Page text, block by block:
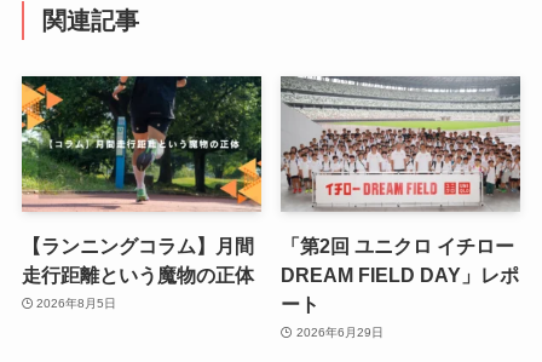
関連記事
【ランニングコラム】月間
走行距離という魔物の正体
2026年8月5日
「第2回 ユニクロ イチロー
DREAM FIELD DAY」レポ
ート
2026年6月29日